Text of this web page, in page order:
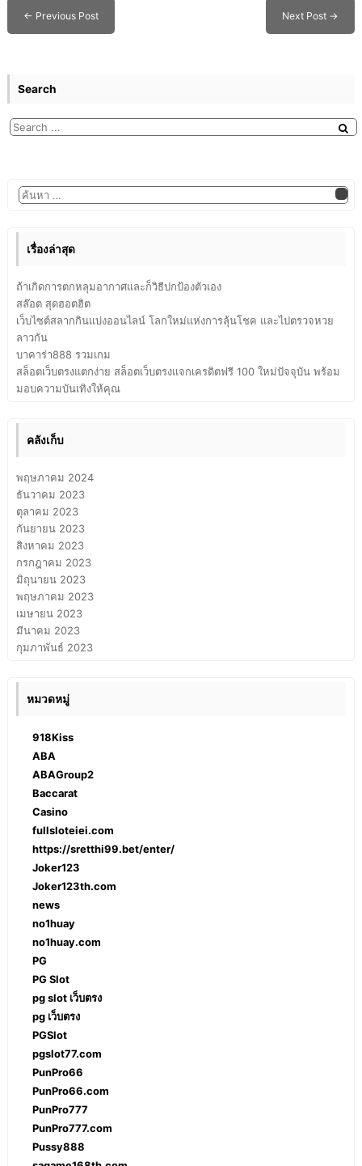
← Previous Post Next Post →
Search
เรื่องล่าสุด
ถ้าเกิดการตกหลุมอากาศและก็วิธีปกป้องตัวเอง
สล๊อต สุดฮอตฮิต
เว็บไซต์สลากกินแบ่งออนไลน์ โลกใหม่แห่งการลุ้นโชค และไปตรวจหวย
ลาวกัน
บาคาร่า888 รวมเกม
สล็อตเว็บตรงแตกง่าย สล็อตเว็บตรงแจกเครดิตฟรี 100 ใหม่ปัจจุบัน พร้อม
มอบความบันเทิงให้คุณ
คลังเก็บ
พฤษภาคม 2024
ธันวาคม 2023
ตุลาคม 2023
กันยายน 2023
สิงหาคม 2023
กรกฎาคม 2023
มิถุนายน 2023
พฤษภาคม 2023
เมษายน 2023
มีนาคม 2023
กุมภาพันธ์ 2023
หมวดหมู่
918Kiss
ABA
ABAGroup2
Baccarat
Casino
fullsloteiei.com
https://sretthi99.bet/enter/
Joker123
Joker123th.com
news
no1huay
no1huay.com
PG
PG Slot
pg slot เว็บตรง
pg เว็บตรง
PGSlot
pgslot77.com
PunPro66
PunPro66.com
PunPro777
PunPro777.com
Pussy888